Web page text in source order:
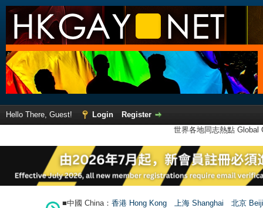
Hello There, Guest! Login
Register
世界各地同志熱點
■中國 China： 香港 Hong Kong 上海 Shanghai
北京